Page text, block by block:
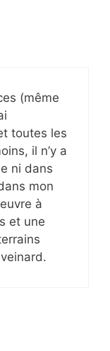
(même
toutes les
il n’y a
ni dans
mon
à
et une